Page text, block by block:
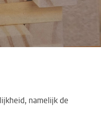
namelijk de